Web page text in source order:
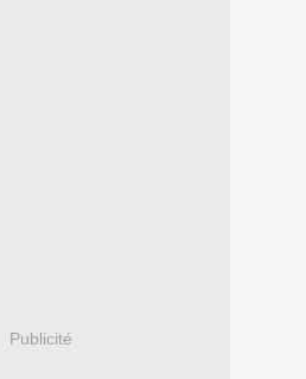
Publicité